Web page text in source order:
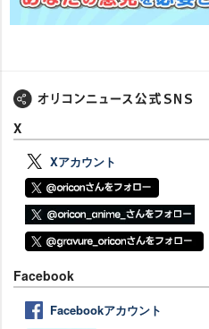
X
Xアカウント
Facebook
Facebookアカウント